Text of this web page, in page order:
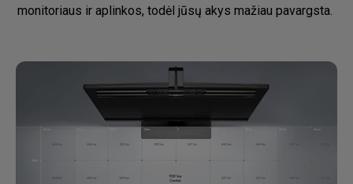
monitoriaus ir aplinkos, todėl jūsų akys mažiau pavargsta. ​